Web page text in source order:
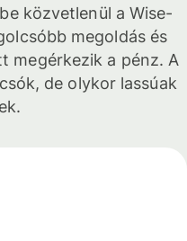
közvetlenül a Wise-
megoldás és
megérkezik a pénz. A
de olykor lassúak